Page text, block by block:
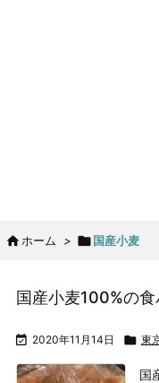
 ホーム > 国産小麦
国産小麦100%の食
 2020年11月14日  東
国